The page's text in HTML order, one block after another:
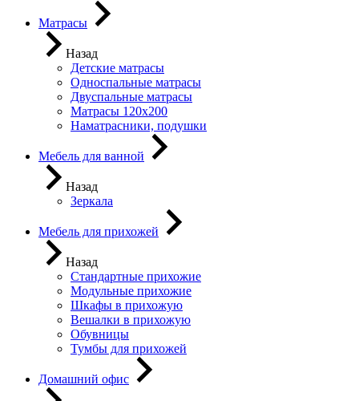
Матрасы
Назад
Детские матрасы
Односпальные матрасы
Двуспальные матрасы
Матрасы 120х200
Наматрасники, подушки
Мебель для ванной
Назад
Зеркала
Мебель для прихожей
Назад
Стандартные прихожие
Модульные прихожие
Шкафы в прихожую
Вешалки в прихожую
Обувницы
Тумбы для прихожей
Домашний офис